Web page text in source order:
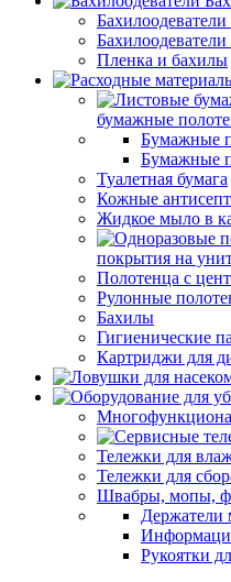
Бахилоодеватели
Пленка и бахилы
бумажные
Бумажные
Бумажные
Туалетная бумага
Кожные
Жидкое мыло в
покрытия на
Полотенца с
Рулонные
Бахилы
Гигиенические
Картриджи для
Тележки для
Тележки для
Швабры, мопы,
Держатели
Рукоятки